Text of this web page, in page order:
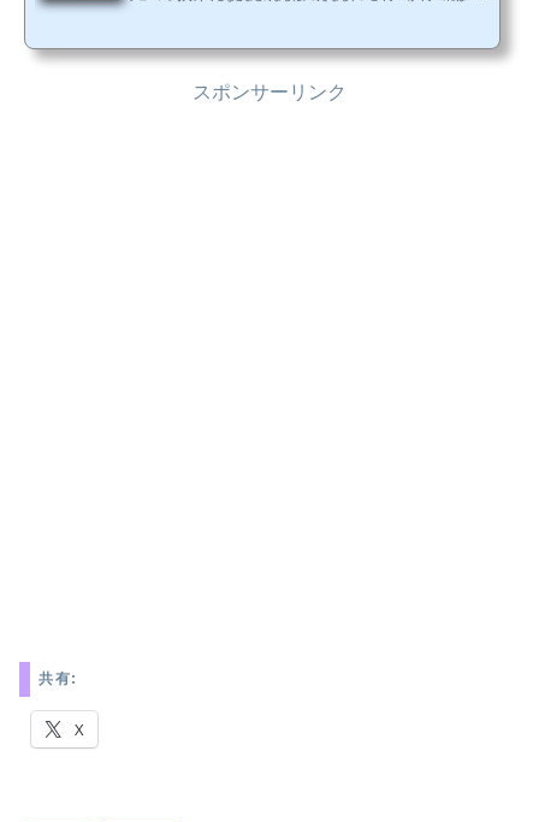
オススメの絶品ドリンクを堪能しちゃいます💪7時17分頃に放送予定📺#めざましど
ashi) July 22, 2022 夏に...スポンサーリンク
共有:
X